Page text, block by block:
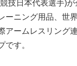
技日本代表選手)
ーニング用品、世
アームレスリング
です。